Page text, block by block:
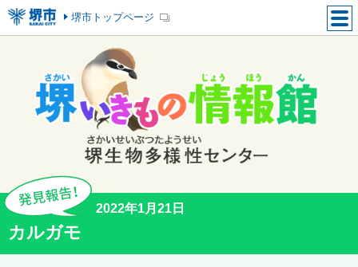
堺市トップページ
2022年1月21日
カルガモ